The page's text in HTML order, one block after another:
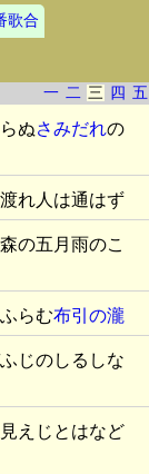
歌合
一 二 三 四 五
ぬさみだれの
れ人は通はず
の五月雨のこ
らむ布引の瀧
じのしるしな
えじとはなど